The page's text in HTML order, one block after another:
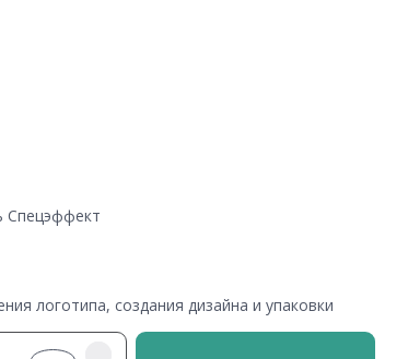
Спецэффект
логотипа, создания дизайна и упаковки